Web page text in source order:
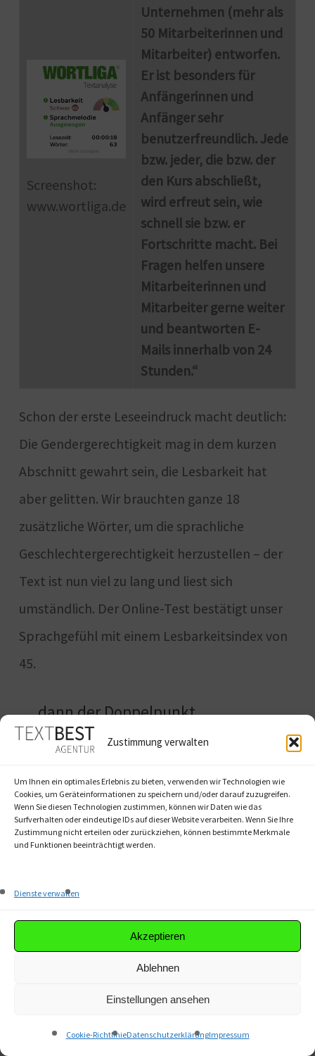
Zustimmung verwalten
Um Ihnen ein optimales Erlebnis zu bieten, verwenden wir Technologien wie
Cookies, um Geräteinformationen zu speichern und/oder darauf zuzugreifen.
Wenn Sie diesen Technologien zustimmen, können wir Daten wie das
Surfverhalten oder eindeutige IDs auf dieser Website verarbeiten. Wenn Sie Ihre
Zustimmung nicht erteilen oder zurückziehen, können bestimmte Merkmale
und Funktionen beeinträchtigt werden.
Dienste verwalten
Akzeptieren
Ablehnen
Einstellungen ansehen
Cookie-RichtlinieDatenschutzerklärungImpressum
Screenshot:
www.wortliga.de
Unternehmen (mehr als
50 Mitarbeiterinnen und
Mitarbeiter) entworfen.
Er ist besonders für
Anfängerinnen und
Anfänger sehr
benutzerfreundlich. Jede
bzw. jeder, die bzw. der
den Kurs abschließt,
wird erfreut sein, wie
schnell sie bzw. er
Fortschritte macht. Bei
Fragen helfen unsere
Mitarbeiterinnen und
Mitarbeiter gerne weiter
und beantworten E-
Mails innerhalb von 24
Stunden.“
Schon der erste Leseeindruck macht deutlich:
Die Gendergerechtigkeit mag in dem kurzen
Abschnitt gewahrt sein, die Lesbarkeit hat
aber gelitten. Wir brauchten ganze 18
zusätzliche Wörter, um die sprachliche
Geschlechtergerechtigkeit herzustellen – der
Text ist nun viel zu lang und liest sich
umständlich. Der Online-Test bestätigt unser
Sprachgefühl mit einem Lesbarkeitsindex von
45.
… dann der Doppelpunkt
Zum Vergleich gendern wir nun alle Stellen mit
dem Doppelpunkt. Das sieht dann so aus:
Screenshot:
„Der Online-Kurs wurde
für Texter:innen und
Content-Manager:innen
entworfen. Er ist
besonders für
Anfänger:innen sehr
benutzer:innenfreundlich.
abschließt, wird erfreut